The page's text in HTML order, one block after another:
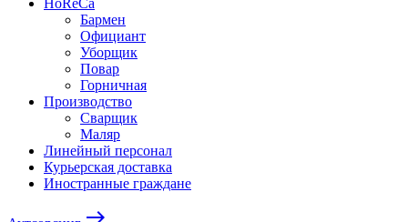
HoReCa
Бармен
Официант
Уборщик
Повар
Горничная
Производство
Сварщик
Маляр
Линейный персонал
Курьерская доставка
Иностранные граждане
east